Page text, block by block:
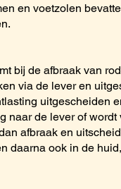
en voetzolen
bij de afbraak van
via de lever en
uitgescheiden
naar de lever of
afbraak en
daarna ook in de